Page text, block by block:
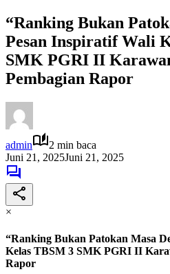
“Ranking Bukan
Pesan Inspiratif Wali
SMK PGRI II
Pembagian Rapor
admin
2 min baca
Juni 21, 2025Juni 21, 2025
×
“Ranking Bukan Patokan Masa
Kelas TBSM 3 SMK PGRI II
Rapor